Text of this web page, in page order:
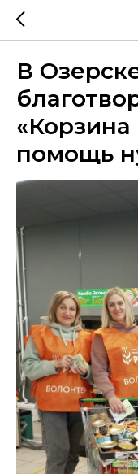
В
помощь